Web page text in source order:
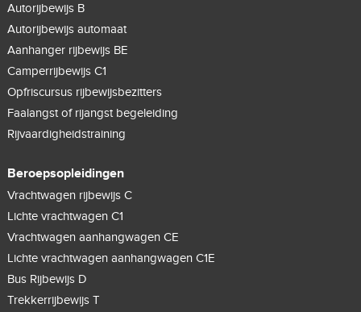
Autorijbewijs B
Autorijbewijs automaat
Aanhanger rijbewijs BE
Camperrijbewijs C1
Opfriscursus rijbewijsbezitters
Faalangst of rijangst begeleiding
Rijvaardigheidstraining
Beroepsopleidingen
Vrachtwagen rijbewijs C
Lichte vrachtwagen C1
Vrachtwagen aanhangwagen CE
Lichte vrachtwagen aanhangwagen C1E
Bus Rijbewijs D
Trekkerrijbewijs T